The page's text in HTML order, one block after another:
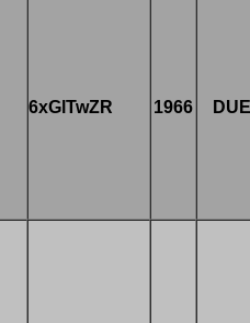
6xGlTwZR 1966